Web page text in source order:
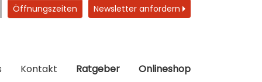
Öffnungszeiten Newsletter anfordern
Kontakt Ratgeber Onlineshop